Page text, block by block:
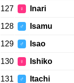
127 ♀ Inari
128 ♂ Isamu
129 ♂ Isao
130 ♀ Ishiko
131 ♂ Itachi